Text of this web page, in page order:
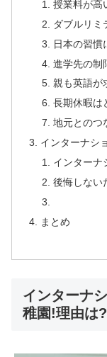
授業料が高
ダブルリミ
日本の習慣
進学先の制
親も英語が
長期休暇は
地元とのつ
インターナシ
インターナ
後悔しない
まとめ
インターナ
稚園!理由は?